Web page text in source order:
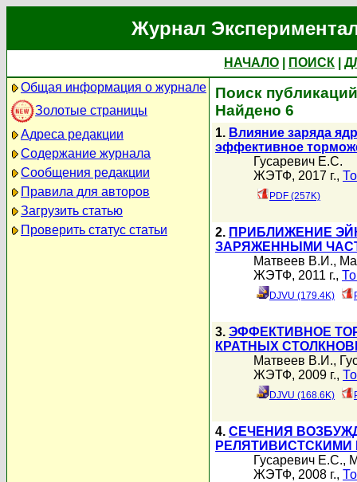
Журнал
НАЧАЛО ПОИСК
Общая информация о журнале
Золотые страницы
Адреса редакции
Содержание журнала
Сообщения редакции
Правила для авторов
Загрузить статью
Проверить статус статьи
Поиск
Найдено 6
1. Влияние заряда
эффективное
Гусаревич Е.С.
ЖЭТФ, 2017 г.,
PDF (257K)
2. ПРИБЛИЖЕНИЕ
ЗАРЯЖЕННЫМИ
Матвеев В.И.,
ЖЭТФ, 2011 г.,
DJVU (179.4K)
3. ЭФФЕКТИВНОЕ
КРАТНЫХ
Матвеев В.И.,
ЖЭТФ, 2009 г.,
DJVU (168.6K)
4. СЕЧЕНИЯ
Гусаревич Е.С.,
ЖЭТФ, 2008 г.,